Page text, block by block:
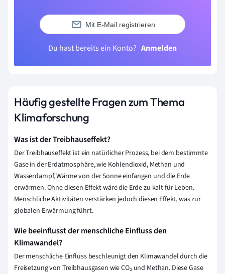
Mit E-Mail registrieren
Du hast bereits ein Konto? Anmelden
Häufig gestellte Fragen zum Thema
Klimaforschung
Was ist der Treibhauseffekt?
Der Treibhauseffekt ist ein natürlicher Prozess, bei dem bestimmte
Gase in der Erdatmosphäre, wie Kohlendioxid, Methan und
Wasserdampf, Wärme von der Sonne einfangen und die Erde
erwärmen. Ohne diesen Effekt wäre die Erde zu kalt für Leben.
Menschliche Aktivitäten verstärken jedoch diesen Effekt, was zur
globalen Erwärmung führt.
Wie beeinflusst der menschliche Einfluss den
Klimawandel?
Der menschliche Einfluss beschleunigt den Klimawandel durch die
Freisetzung von Treibhausgasen wie CO₂ und Methan. Diese Gase